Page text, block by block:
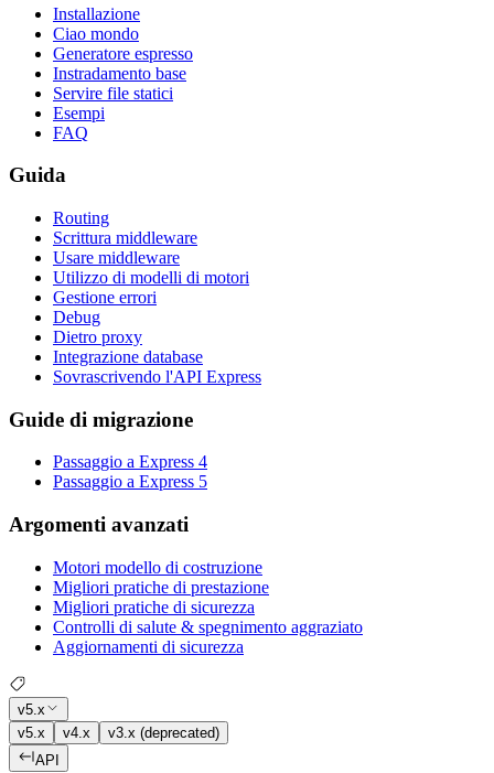
Installazione
Ciao mondo
Generatore espresso
Instradamento base
Servire file statici
Esempi
FAQ
Guida
Routing
Scrittura middleware
Usare middleware
Utilizzo di modelli di motori
Gestione errori
Debug
Dietro proxy
Integrazione database
Sovrascrivendo l'API Express
Guide di migrazione
Passaggio a Express 4
Passaggio a Express 5
Argomenti avanzati
Motori modello di costruzione
Migliori pratiche di prestazione
Migliori pratiche di sicurezza
Controlli di salute & spegnimento aggraziato
Aggiornamenti di sicurezza
v5.x
v5.x
v4.x
v3.x (deprecated)
API